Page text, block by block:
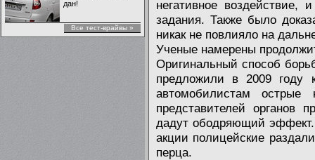
дан!
Все тест-врайвы »
негативное
задания. Также было
никак не повлияло на
Ученые намерены
Оригинальный способ
предложили в 2009 году
автомобилистам
представителей органов
дадут ободряющий эффект.
акции полицейские
перца.